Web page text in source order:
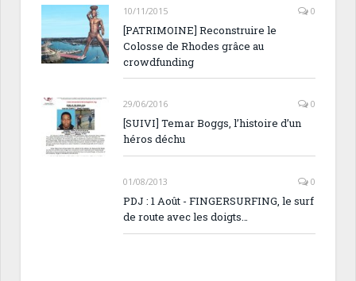
10/11/2015 0
[PATRIMOINE] Reconstruire le
Colosse de Rhodes grâce au
crowdfunding
29/06/2016 0
[SUIVI] Temar Boggs, l’histoire d’un
héros déchu
01/08/2013 0
PDJ : 1 Août - FINGERSURFING, le surf
de route avec les doigts…